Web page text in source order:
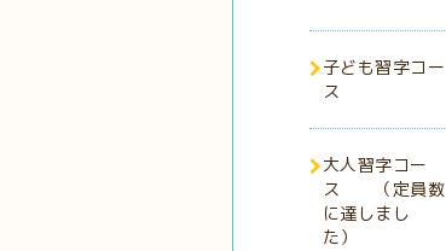
子ども習字コー
ス
大人習字コー
ス （定員数
に達しまし
た）